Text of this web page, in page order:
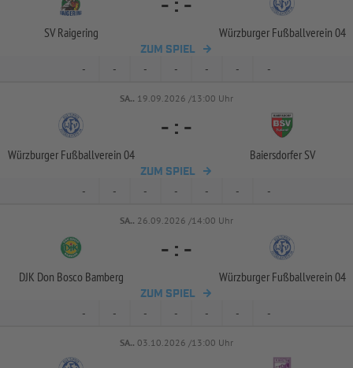
SV Raigering
- : -
Würzburger Fußballverein 04
ZUM SPIEL
- - - - - - -
SA.. 19.09.2026 /13:00 Uhr
Würzburger Fußballverein 04
- : -
Baiersdorfer SV
ZUM SPIEL
- - - - - - -
SA.. 26.09.2026 /14:00 Uhr
DJK Don Bosco Bamberg
- : -
Würzburger Fußballverein 04
ZUM SPIEL
- - - - - - -
SA.. 03.10.2026 /13:00 Uhr